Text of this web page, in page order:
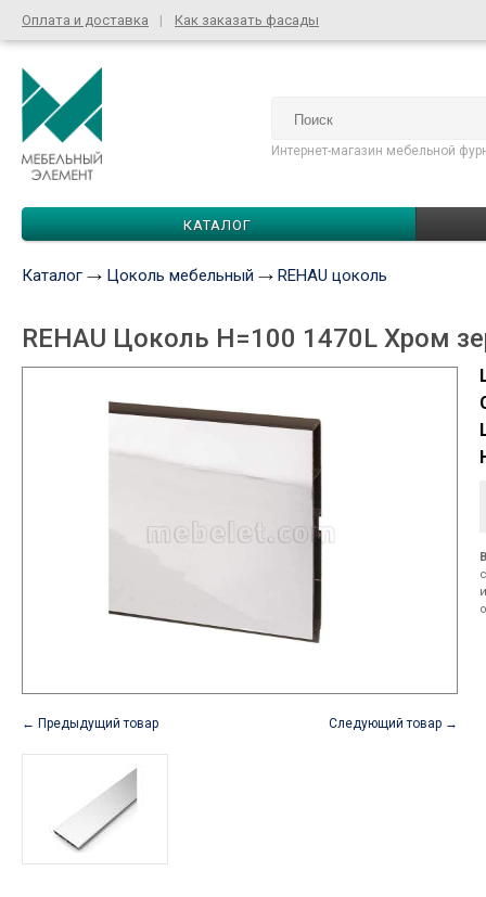
Оплата и доставка Как заказать фасады
Интернет-магазин мебельной
КАТАЛОГ
Каталог Цоколь мебельный REHAU цоколь
REHAU Цоколь Н=100 1470L Хром
← Предыдущий товар Следующий товар →